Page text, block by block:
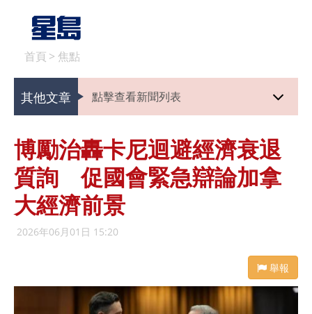
首頁 > 焦點
其他文章 點擊查看新聞列表
博勵治轟卡尼迴避經濟衰退
質詢 促國會緊急辯論加拿
大經濟前景
2026年06月01日 15:20
舉報